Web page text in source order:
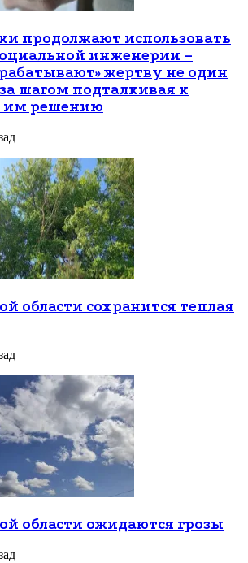
продолжают использовать
инженерии –
жертву не один
шагом подталкивая к
решению
области сохранится теплая
области ожидаются грозы